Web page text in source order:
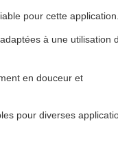
pour cette application.
à une utilisation
en douceur et
pour diverses